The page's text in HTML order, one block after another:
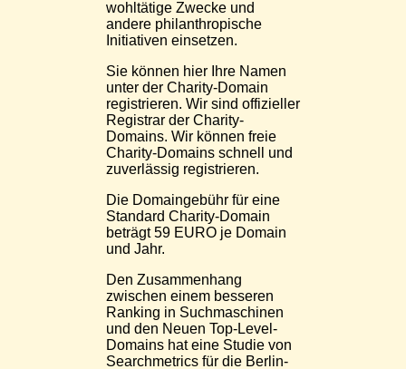
wohltätige Zwecke und
andere philanthropische
Initiativen einsetzen.
Sie können hier Ihre Namen
unter der Charity-Domain
registrieren. Wir sind offizieller
Registrar der Charity-
Domains. Wir können freie
Charity-Domains schnell und
zuverlässig registrieren.
Die Domaingebühr für eine
Standard Charity-Domain
beträgt 59 EURO je Domain
und Jahr.
Den Zusammenhang
zwischen einem besseren
Ranking in Suchmaschinen
und den Neuen Top-Level-
Domains hat eine Studie von
Searchmetrics für die Berlin-